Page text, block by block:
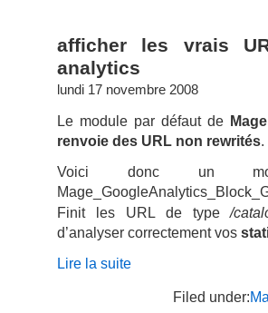
afficher les vrais
analytics
lundi 17 novembre 2008
Le module par défaut de
renvoie des URL non rewrités.
Voici donc un
Finit les URL de type/
d’analyser correctement vos
Lire la suite
Filed under: